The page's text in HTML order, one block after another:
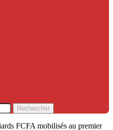
Rechercher
FCFA mobilisés au premier